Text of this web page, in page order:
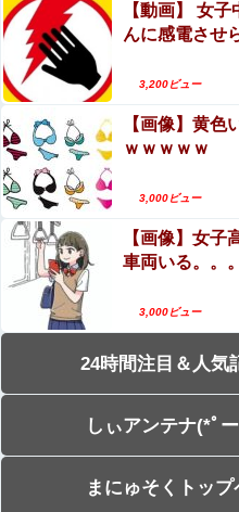
【動画】 女
んに感電さ
3,200ビュー
【画像】黄色
ｗｗｗｗｗ
3,000ビュー
【画像】女子
車両いる。。
3,000ビュー
24時間注目＆人
しぃアンテナ(*ﾟ
まにゅそくトッ